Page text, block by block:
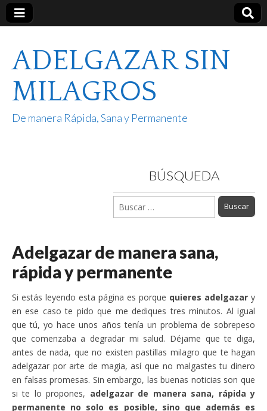
ADELGAZAR SIN
MILAGROS
De manera Rápida, Sana y Permanente
BÚSQUEDA
Buscar:
Adelgazar de manera sana,
rápida y permanente
Si estás leyendo esta página es porque quieres adelgazar y
en ese caso te pido que me dediques tres minutos. Al igual
que tú, yo hace unos años tenía un problema de sobrepeso
que comenzaba a degradar mi salud. Déjame que te diga,
antes de nada, que no existen pastillas milagro que te hagan
adelgazar por arte de magia, así que no malgastes tu dinero
en falsas promesas. Sin embargo, las buenas noticias son que
si te lo propones, adelgazar de manera sana, rápida y
permanente no solo es posible, sino que además es